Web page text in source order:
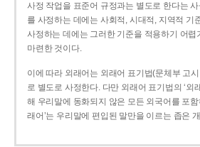
사정 작업을 표준어 규정과는 별도로 한다는
를 사정하는 데에는 사회적, 시대적, 지역적 기
사정하는 데에는 그러한 기준을 적용하기 어렵
마련한 것이다.
이에 따라 외래어는 외래어 표기법(문체부 고
로 별도로 사정한다. 다만 외래어 표기법의 ‘외
해 우리말에 동화되지 않은 모든 외국어를 포함
래어’는 우리말에 편입된 말만을 이르는 좁은